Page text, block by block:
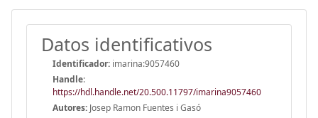
Datos identificativos
Identificador: imarina:9057460
Handle:
https://hdl.handle.net/20.500.11797/imarina9057460
Autores: Josep Ramon Fuentes i Gasó